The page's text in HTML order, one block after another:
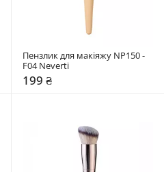
Пензлик для макіяжу NP150 -
F04 Neverti
199 ₴